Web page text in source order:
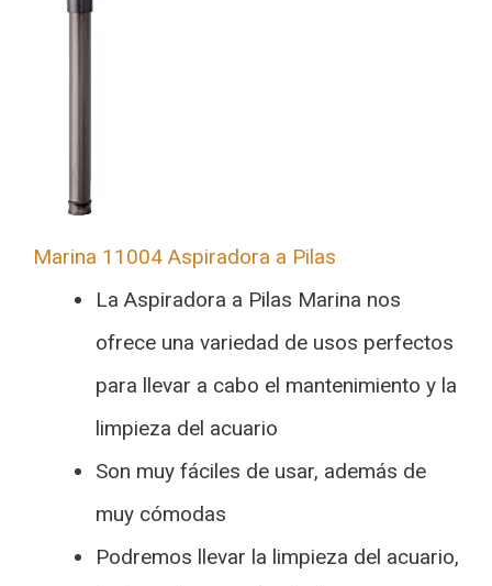
Marina 11004 Aspiradora a Pilas
La Aspiradora a Pilas Marina nos
ofrece una variedad de usos perfectos
para llevar a cabo el mantenimiento y la
limpieza del acuario
Son muy fáciles de usar, además de
muy cómodas
Podremos llevar la limpieza del acuario,